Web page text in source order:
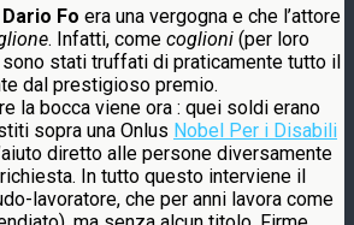
Dario Fo era una vergogna e che l’attore
. Infatti, come coglioni (per loro
stati truffati di praticamente tutto il
dal prestigioso premio.
la bocca viene ora : quei soldi erano
sopra una Onlus Nobel Per i Disabili
diretto alle persone diversamente
In tutto questo interviene il
lavoratore, che per anni lavora come